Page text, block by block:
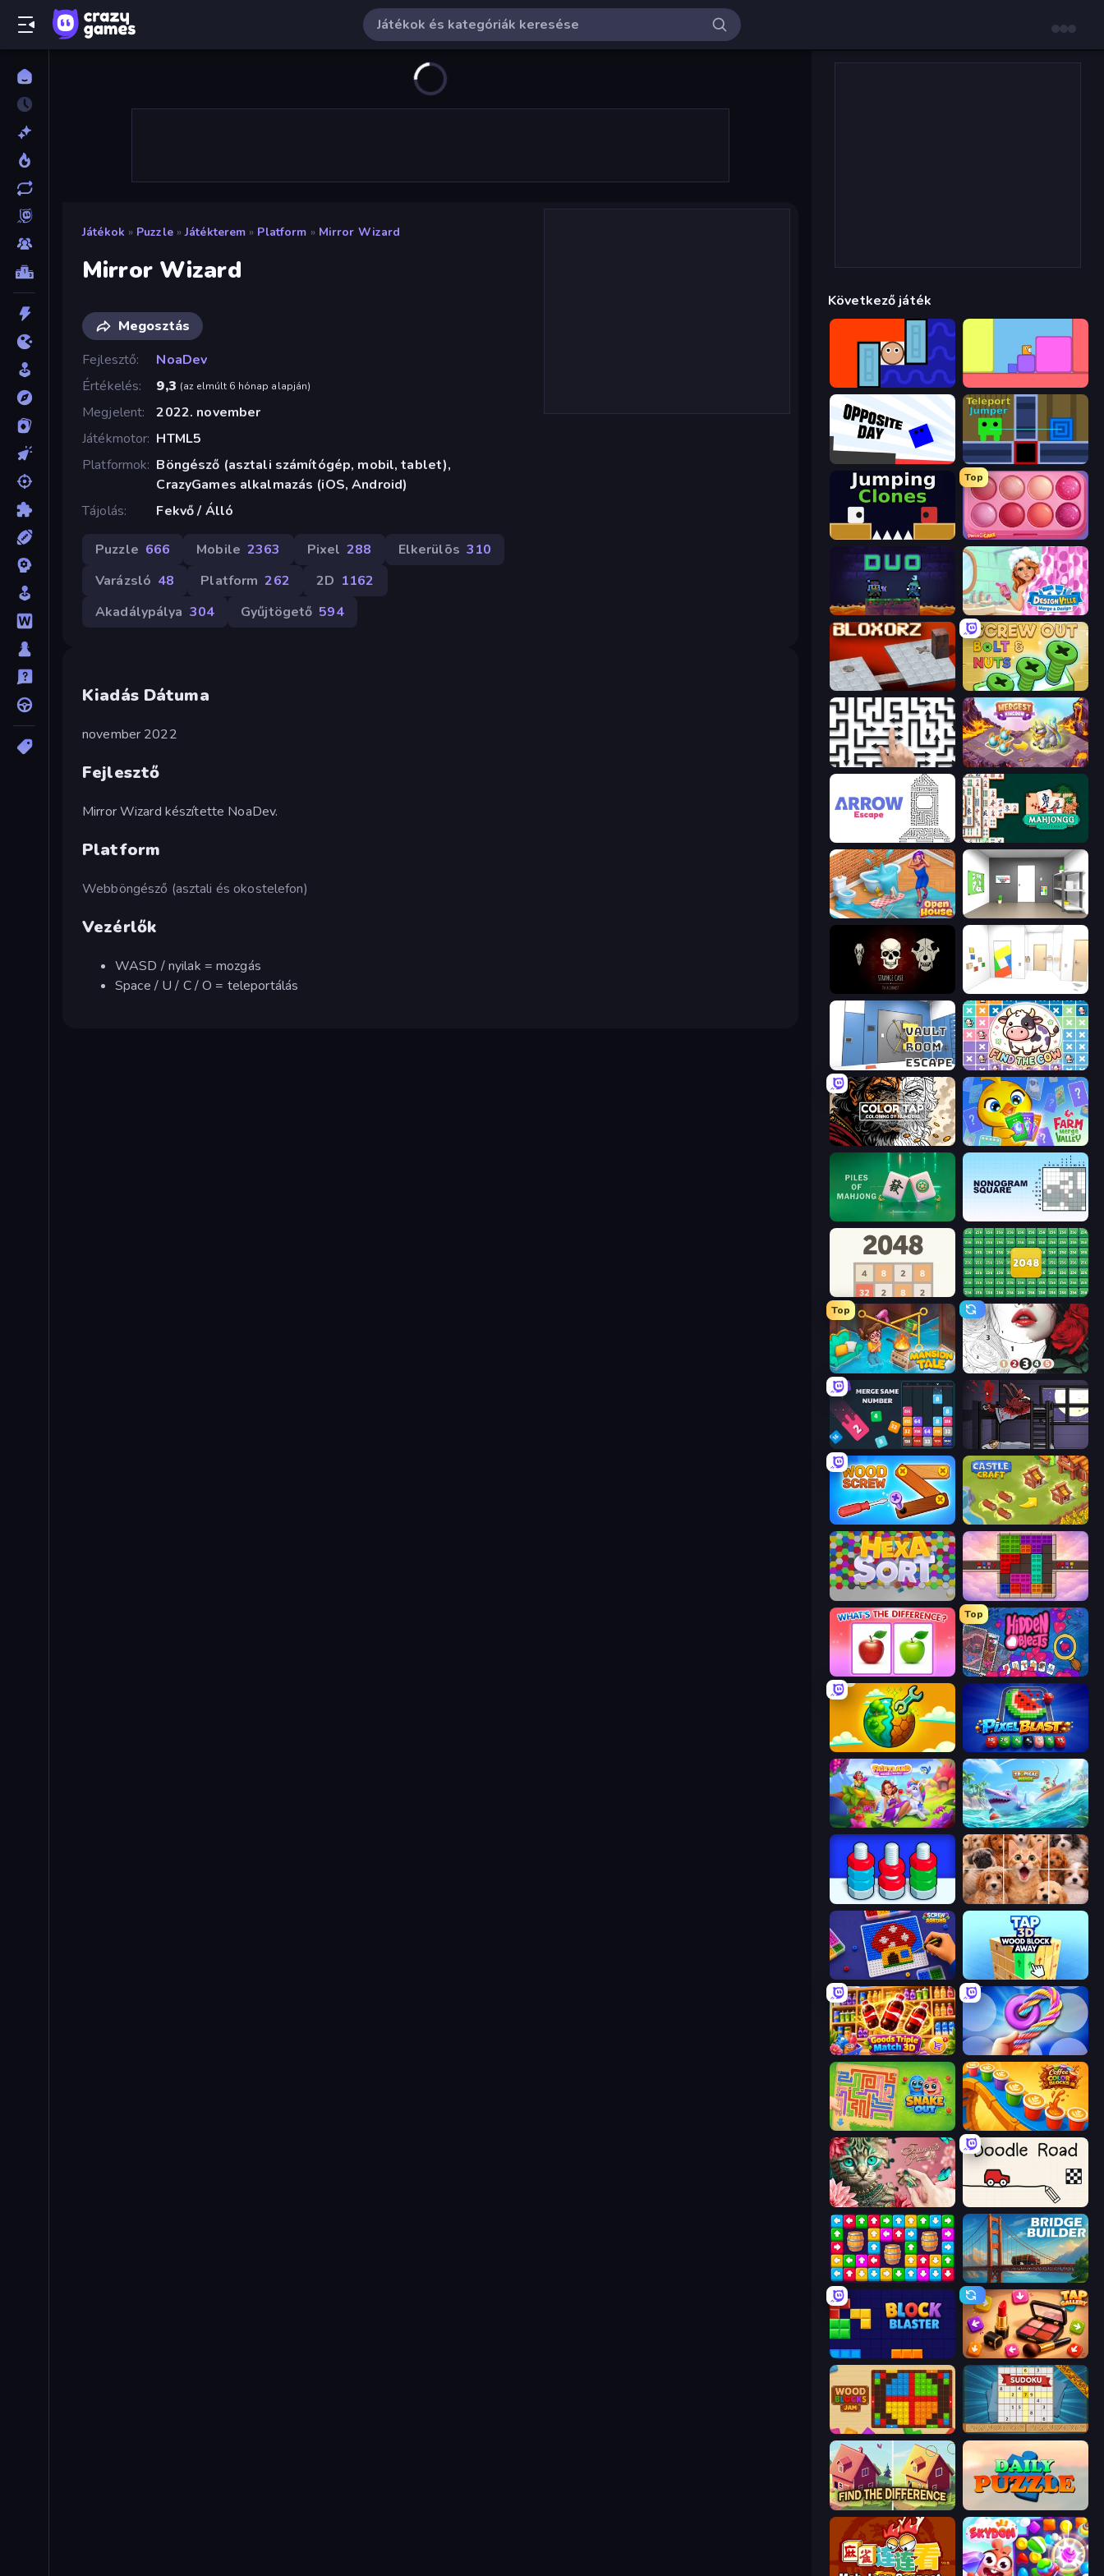
Játékok » Puzzle » Játékterem » Platform » Mirror Wizard
Mirror Wizard
Megosztás
Fejlesztő
NoaDev
Értékelés
9,3 (az elmúlt 6 hónap alapján)
Megjelent
2022. november
Játékmotor HTML5
Platformok Böngésző (asztali számítógép, mobil, tablet),
CrazyGames alkalmazás (iOS, Android)
Tájolás
Fekvő / Álló
Puzzle 666 Mobile 2363 Pixel 288 Elkerülõs 310
Varázsló 48 Platform 262 2D 1162
Akadálypálya 304 Gyűjtögető 594
Kiadás Dátuma
november 2022
Fejlesztő
Mirror Wizard készítette NoaDev.
Platform
Webböngésző (asztali és okostelefon)
Vezérlők
WASD / nyilak = mozgás
Space / U / C / O = teleportálás
Következő játék
Lava and Aqua
Opposite Day Teleport Jumper
Jumping Clones
Top
Piece of Cake: Merge and Bake
Duo Designville: Merge & Design
Bloxorz Screw Out: Bolts and Nuts
Arrow Escape: Puzzle Mergest Kingdom
Arrow Escape Mahjongg Solitaire
Open House Paint Room Escape
Mirror Room Escape
Vault Room Escape Find The Cow
Color Tap: Coloring by Numbers Farm Merge Valley
Piles of Mahjong
2048 2048 Merge Blocks
Top
Mansion Tale: Merge Secrets Numicolor
Drop & Merge the Numbers The Visitor
Wood Screw: Bolts Puzzle Castle Craft
Color Cube Puzzle
What's The Difference?
Top
Hidden Objects
Land Explorers: Merge & Build Pixel Blast
Fairyland Merge & Magic Tropical Merge
Jigpic Solitaire
Screw Sorting
Goods Triple Match 3D Twisted Tangle
Snake Out: Maze Escape Coffee Color Blocks
Favorite Puzzles
Tap Away Story Bridge Builder
Block Blaster Tap Gallery
Wood Blocks Jam Sudoku Online
Find The Difference Daily Puzzle